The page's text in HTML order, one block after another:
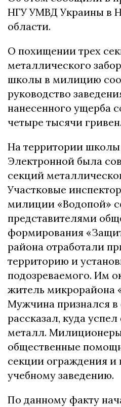
НГУ УМВД Украины в
области.
О похищении трех
металлического
школы в милицию
руководство
нанесенного ущерба
четыре тысячи гривен.
На территории школы
Электронной была
секций
Участковые
милиции «Водопой»
представителями
формирования
района отработали
территорию и
подозреваемого. Им
житель микрорайона
Мужчина признался в
рассказал, куда
металл.
общественные
секции ограждения и
учебному заведению.
По данному факту